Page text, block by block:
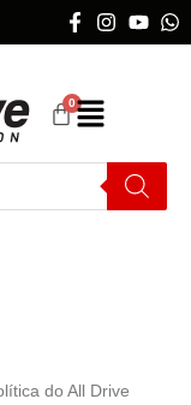
do All Drive